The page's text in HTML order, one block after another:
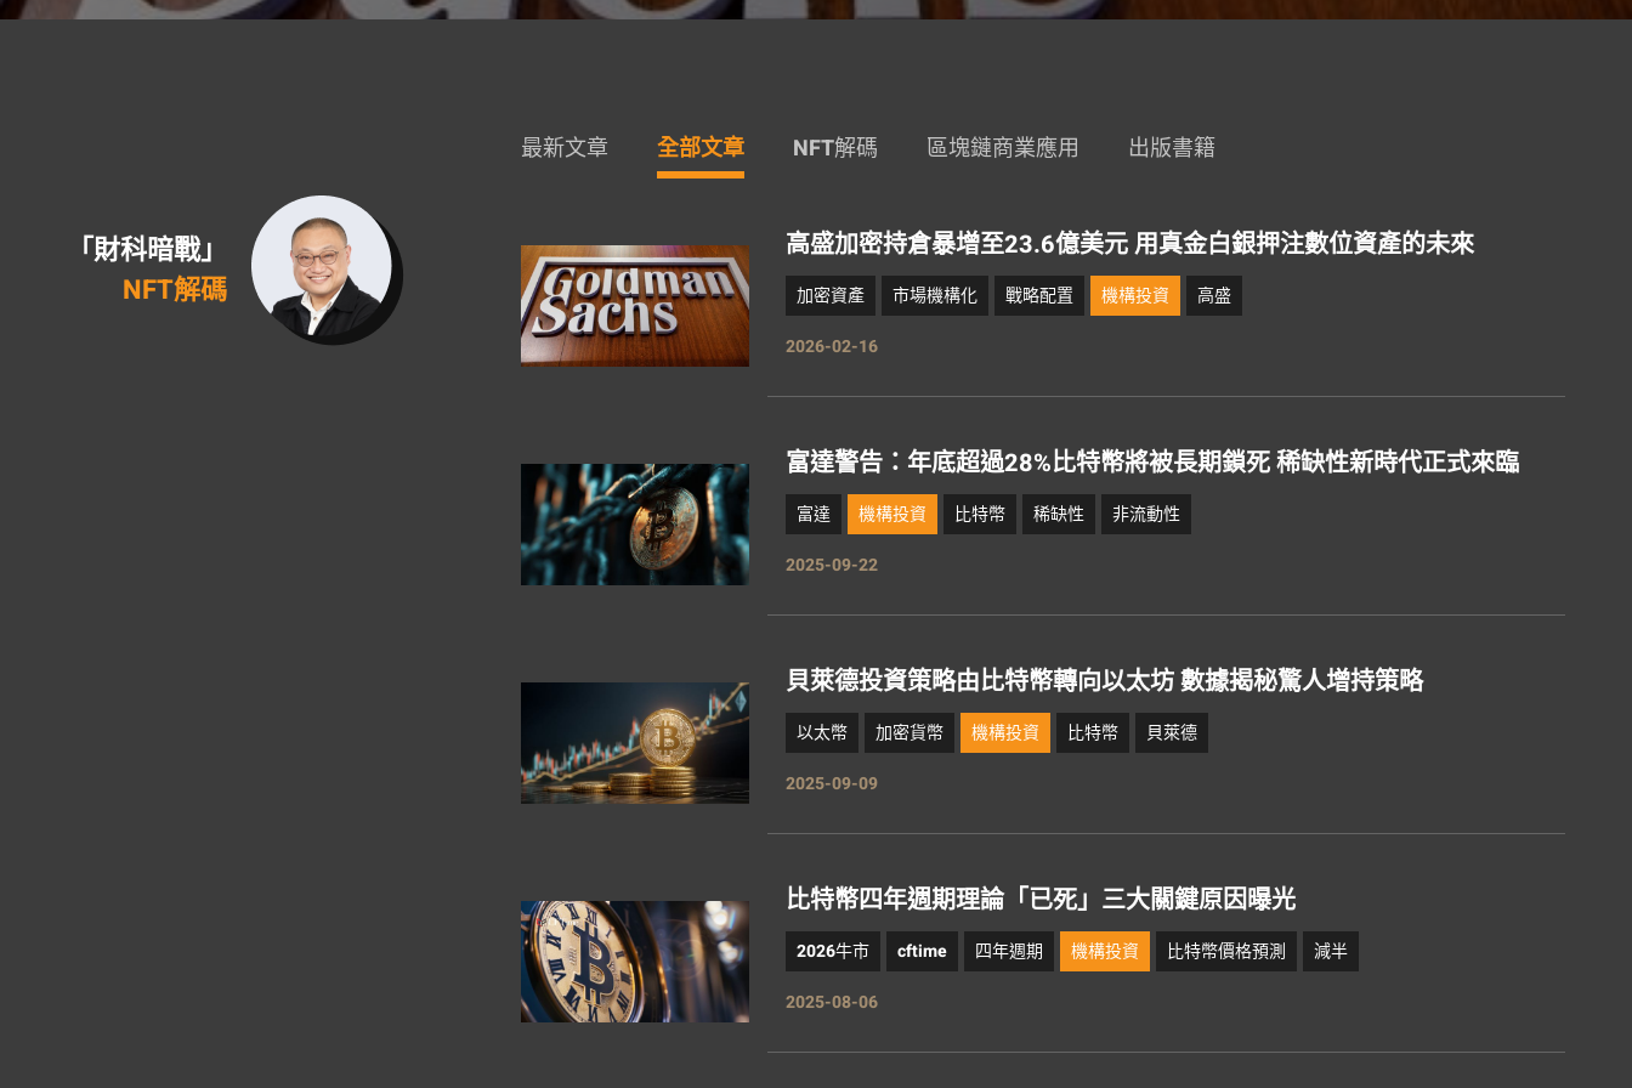
「財科暗戰」
NFT解碼
最新文章 全部文章 NFT解碼 區塊鏈商業應用 出版書籍
高盛加密持倉暴增至23.6億美元 用真金白銀押注數位資產的未來
加密資產 市場機構化 戰略配置 機構投資
高盛
2026-02-16
富達警告：年底超過28%比特幣將被長期鎖死 稀缺性新時代正式來臨
富達 機構投資 比特幣 稀缺性
非流動性
2025-09-22
貝萊德投資策略由比特幣轉向以太坊 數據揭秘驚人增持策略
以太幣 加密貨幣 機構投資 比特幣
貝萊德
2025-09-09
比特幣四年週期理論「已死」三大關鍵原因曝光
2026牛市 cftime 四年週期 機構投資 比特幣價格預測
減半
2025-08-06